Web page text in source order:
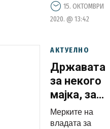
15. ОКТОМВРИ
2020. @ 13:42
АКТУЕЛНО
Државата
за некого
мајка, за
некого
маќеа-
Мерките на
владата за